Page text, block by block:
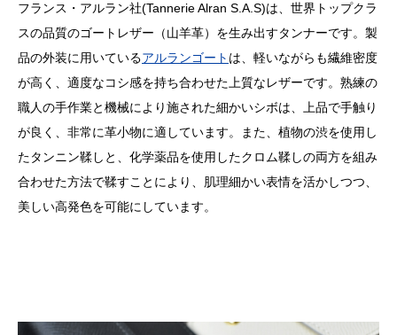
フランス・アルラン社(Tannerie Alran S.A.S)は、世界トップクラ
スの品質のゴートレザー（山羊革）を生み出すタンナーです。製
品の外装に用いているアルランゴート は、軽いながらも繊維密度
が高く、適度なコシ感を持ち合わせた上質なレザーです。熟練の
職人の手作業と機械により施された細かいシボは、上品で手触り
が良く、非常に革小物に適しています。また、植物の渋を使用し
たタンニン鞣しと、化学薬品を使用したクロム鞣しの両方を組み
合わせた方法で鞣すことにより、肌理細かい表情を活かしつつ、
美しい高発色を可能にしています。